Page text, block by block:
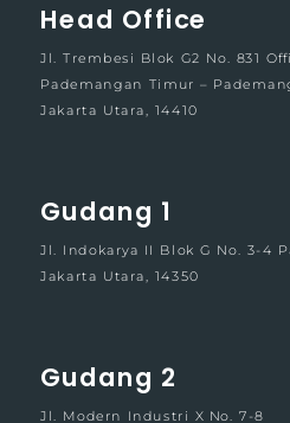
Head Office
Jl. Trembesi Blok G2 No. 831
Pademangan Timur –
Jakarta Utara, 14410
Gudang 1
Jl. Indokarya II Blok G No. 3-4
Jakarta Utara, 14350
Gudang 2
Jl. Modern Industri X No. 7-8